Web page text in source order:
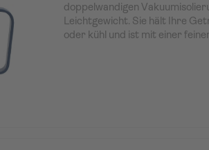
doppelwandigen
Leichtgewicht. Sie hält Ihre
oder kühl und ist mit einer